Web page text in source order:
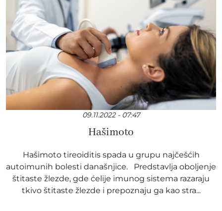
09.11.2022 - 07:47
Hašimoto
Hašimoto tireoiditis spada u grupu najčešćih
autoimunih bolesti današnjice. Predstavlja oboljenje
štitaste žlezde, gde ćelije imunog sistema razaraju
tkivo štitaste žlezde i prepoznaju ga kao stra...